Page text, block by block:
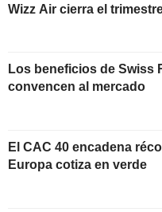
Wizz Air cierra el
Los beneficios de Swiss
convencen al mercado
El CAC 40 encadena
Europa cotiza en verde